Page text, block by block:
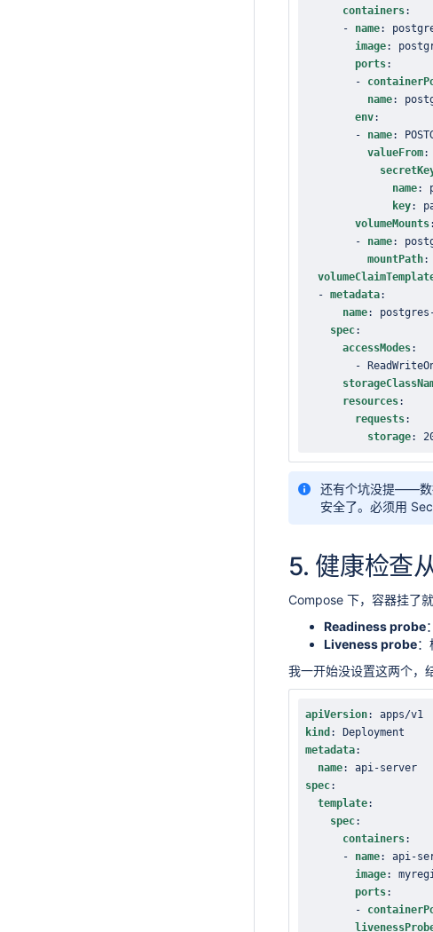
containers:
-
name:
image:
ports:
-
name:
env:
-
name:
valueFrom:
name:
key:
volumeMounts:
-
name:
mountPath:
- metadata:
name: postgres
spec:
accessModes:
-
resources:
requests:
storage:
还有个坑没提——数
安全了。必须用
5. 健康检查
Compose 下，容器挂了
Readiness probe
Liveness probe
我一开始没设置这两个，
apiVersion:
kind :
metadata:
name: api-
spec:
template:
spec:
containers:
-
name: api-
image:
ports:
-